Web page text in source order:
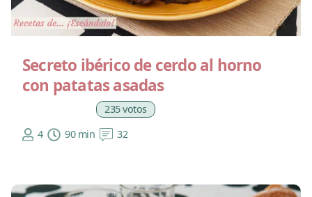
Secreto ibérico de cerdo al horno
con patatas asadas
235 votos
4
90 min 32